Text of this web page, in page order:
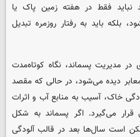
فقط در هفته زمین پاک یا
باید به رفتار روزمره تبدیل
مدیریت پسماند، نگاه کوتاه‌مدت
دیده می‌شود، در حالی که مقصد
خاک، آسیب به منابع آب و اثرات
می‌گیرد. اگر پسماند به شکل
است سال‌ها بعد در قالب آلودگی